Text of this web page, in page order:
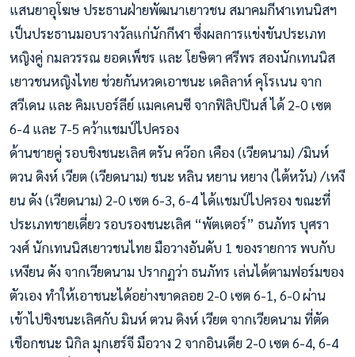
แสนยาอุโฆษ ประธานฝ่ายพัฒนาเยาวชน สมาคมกีฬาเทนนิสฯ
เป็นประธานมอบรางวัลแก่นักกีฬา ซึ่งผลการแข่งขันประเภท
หญิงคู่ กมลวรรณ ยอดเพ็ชร และ โยษิตา ศรีพร สองนักเทนนิส
เยาวชนหญิงไทย ช่วยกันหวดเอาชนะ เดลิลาห์ คุโรเนน จาก
สวีเดน และ คิมเบอร์ลีย์ แมคเคนซี จากฟิลิปปินส์ ได้ 2-0 เซต
6-4 และ 7-5 คว้าแชมป์ไปครอง
ด้านชายคู่ รอบชิงชนะเลิศ ตรัน คว๊อก เคือง (เวียดนาม) /มินห์
ตวน ดิงห์ เวียต (เวียดนาม) ชนะ หลิน หยาน หยาง (ไต้หวัน) /เหงี
ยน ดัง (เวียดนาม) 2-0 เซต 6-3, 6-4 ได้แชมป์ไปครอง ขณะที่
ประเภทชายเดี่ยว รอบรองชนะเลิศ “พัตเตอร์” ธนภัทร บุศรา
วงศ์ นักเทนนิสเยาวชนไทย มือวางอันดับ 1 ของรายการ พบกับ
เหงียน ดัง จากเวียดนาม ปรากฏว่า ธนภัทร เล่นได้ตามฟอร์มของ
ตัวเอง ทำให้เอาชนะได้อย่างขาดลอย 2-0 เซต 6-1, 6-0 ผ่าน
เข้าไปชิงชนะเลิศกับ มินห์ ตวน ดิงห์ เวียต จากเวียดนาม ที่ตัด
เชือกชนะ นิกิล มุกเฮร์จี มือวาง 2 จากอินเดีย 2-0 เซต 6-4, 6-4